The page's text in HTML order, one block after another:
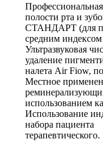
полости рта и
СТАНДАРТ (для
средним
Ультразвуковая
удаление
налета Air Fiow,
Местное
использованием
Использование
набора пациента
терапевтического.